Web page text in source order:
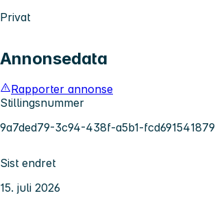
Privat
Annonsedata
Rapporter annonse
Stillingsnummer
9a7ded79-3c94-438f-a5b1-fcd691541879
Sist endret
15. juli 2026